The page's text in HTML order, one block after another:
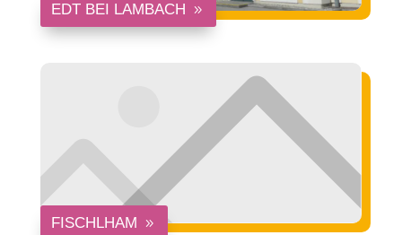
EDT BEI LAMBACH
FISCHLHAM